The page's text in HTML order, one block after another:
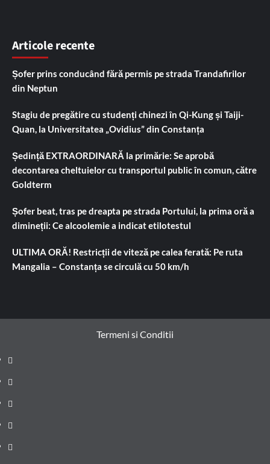
Articole recente
Șofer prins conducând fără permis pe strada Trandafirilor
din Neptun
Stagiu de pregătire cu studenți chinezi în Qi-Kung și Taiji-
Quan, la Universitatea „Ovidius” din Constanța
Ședință EXTRAORDINARĂ la primărie: Se aprobă
decontarea cheltuielor cu transportul public în comun, către
Goldterm
Șofer beat, tras pe dreapta pe strada Portului, la prima oră a
dimineții: Ce alcoolemie a indicat etilotestul
ULTIMA ORĂ! Restricții de viteză pe calea ferată: Pe ruta
Mangalia – Constanța se circulă cu 50 km/h
Termeni si Conditii
Prima
pagină
Știri
de
ultima
Administrație
locală
Actualitate
Justiție